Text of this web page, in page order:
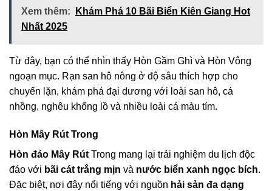
Xem thêm:
Khám Phá 10 Bãi Biển Kiên Giang Hot
Nhất 2025
Từ đây, bạn có thể nhìn thấy Hòn Gầm Ghì và Hòn Vông
ngoạn mục. Rạn san hô nông ở độ sâu thích hợp cho
chuyến lặn, khám phá đại dương với loài san hô, cá
nhồng, nghêu khổng lồ và nhiều loài cá màu tím.
Hòn Mây Rút Trong
Hòn đảo Mây Rút Trong mang lại trải nghiệm du lịch độc
đáo với bãi cát trắng mịn và nước biển xanh ngọc bích.
Đặc biệt, nơi đây nổi tiếng với nguồn hải sản đa dạng